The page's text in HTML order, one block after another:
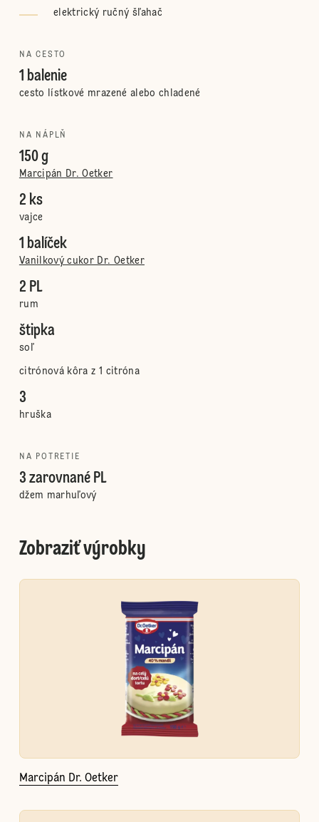
elektrický ručný šľahač
NA CESTO
1 balenie
cesto lístkové mrazené alebo chladené
NA NÁPLŇ
150 g
Marcipán Dr. Oetker
2 ks
vajce
1 balíček
Vanilkový cukor Dr. Oetker
2 PL
rum
štipka
soľ
citrónová kôra z 1 citróna
3
hruška
NA POTRETIE
3 zarovnané PL
džem marhuľový
Zobraziť výrobky
Marcipán Dr. Oetker